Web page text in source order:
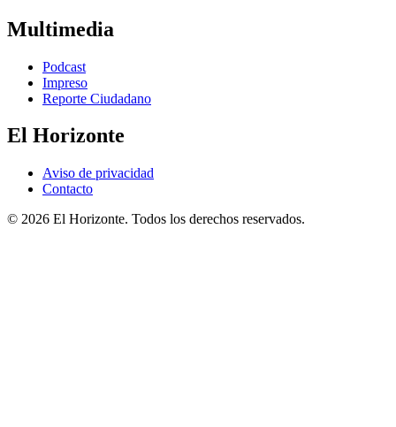
Multimedia
Podcast
Impreso
Reporte Ciudadano
El Horizonte
Aviso de privacidad
Contacto
© 2026 El Horizonte. Todos los derechos reservados.